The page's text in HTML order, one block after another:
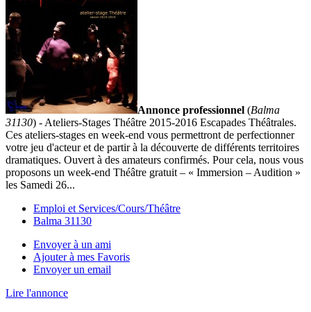
Annonce professionnel (Balma
31130) - Ateliers-Stages Théâtre 2015-2016 Escapades Théâtrales.
Ces ateliers-stages en week-end vous permettront de perfectionner
votre jeu d'acteur et de partir à la découverte de différents territoires
dramatiques. Ouvert à des amateurs confirmés. Pour cela, nous vous
proposons un week-end Théâtre gratuit – « Immersion – Audition »
les Samedi 26...
Emploi et Services/Cours/Théâtre
Balma 31130
Envoyer à un ami
Ajouter à mes Favoris
Envoyer un email
Lire l'annonce